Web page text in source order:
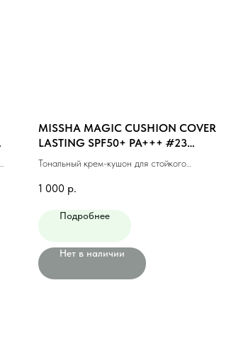
MISSHA MAGIC CUSHION COVER
LASTING SPF50+ PA+++ #23
MEDIUM BEIGE (15ml)
Тональный крем-кушон для стойкого
1 000 р.
Подробнее
Нет в наличии